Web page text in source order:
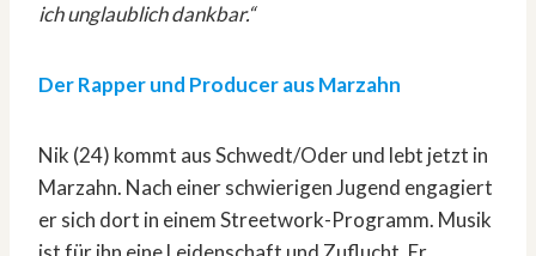
ich unglaublich dankbar.“
Der Rapper und Producer aus Marzahn
Nik (24) kommt aus Schwedt/Oder und lebt jetzt in
Marzahn. Nach einer schwierigen Jugend engagiert
er sich dort in einem Streetwork-Programm. Musik